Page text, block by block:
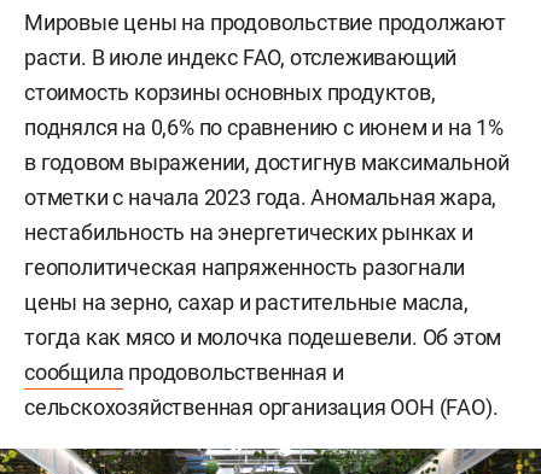
Мировые цены на продовольствие продолжают
расти. В июле индекс FAO, отслеживающий
стоимость корзины основных продуктов,
поднялся на 0,6% по сравнению с июнем и на 1%
в годовом выражении, достигнув максимальной
отметки с начала 2023 года. Аномальная жара,
нестабильность на энергетических рынках и
геополитическая напряженность разогнали
цены на зерно, сахар и растительные масла,
тогда как мясо и молочка подешевели. Об этом
сообщила продовольственная и
сельскохозяйственная организация ООН (FAO).